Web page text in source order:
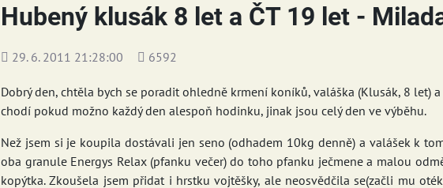
Hubený klusák 8 let a ČT 19 let -
Přidáno
29. 6. 2011 21:28:00
Počet
6592
Dobrý den, chtěla bych se poradit ohledně krmení koníků, valáška (Klusák, 8 let)
chodí pokud možno každý den alespoň hodinku, jinak jsou celý den ve výběhu.
Než jsem si je koupila dostávali jen seno (odhadem 10kg denně) a valášek k
oba granule Energys Relax (pfanku večer) do toho pfanku ječmene a malou
kopýtka. Zkoušela jsem přidat i hrstku vojtěšky, ale neosvědčila se(začli mu